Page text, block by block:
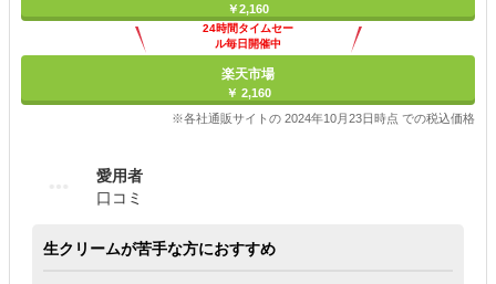
￥2,160
24時間タイムセー
ル毎日開催中
楽天市場
￥ 2,160
※各社通販サイトの 2024年10月23日時点 での税込価格
愛用者
口コミ
生クリームが苦手な方におすすめ